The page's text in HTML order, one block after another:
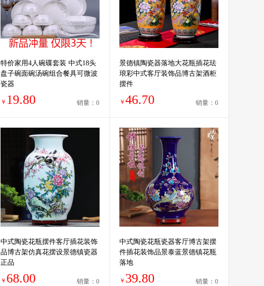
特价家用4人碗碟套装 中式18头
盘子碗面碗汤碗组合餐具可微波
瓷器
￥ 19.80 销量：0
景德镇陶瓷器落地大花瓶插花珐
琅彩中式客厅装饰品博古架酒柜
摆件
￥ 46.70 销量：0
中式陶瓷花瓶摆件客厅插花装饰
品博古架仿真花摆设景德镇瓷器
正品
￥ 68.00 销量：0
中式陶瓷花瓶瓷器客厅博古架摆
件插花装饰品景泰蓝景德镇花瓶
落地
￥ 39.80 销量：0